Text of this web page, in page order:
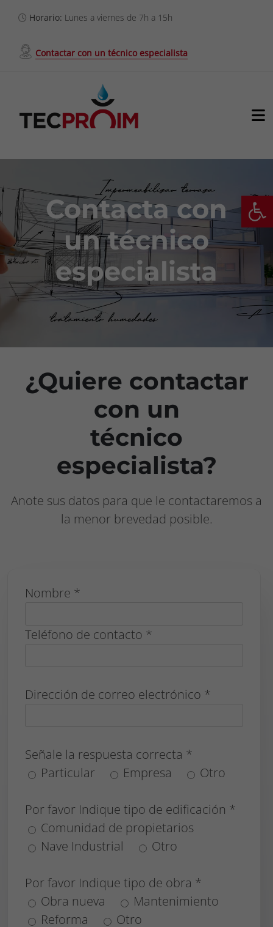
contenido
Horario: Lunes a viernes de 7h a 15h
Contactar con un técnico especialista
Servicios
Nosotros
Proyectos
Clientes
Proveedores
Contacta con
un técnico
especialista
¿Quiere contactar
con un
técnico
especialista?
Anote sus datos para que le contactaremos a
la menor brevedad posible.
Nombre *
Teléfono de contacto *
Dirección de correo electrónico *
Señale la respuesta correcta *
Particular
Empresa Otro
Por favor Indique tipo de edificación *
Comunidad de propietarios
Nave Industrial
Otro
Por favor Indique tipo de obra *
Obra nueva
Mantenimiento
Reforma
Otro